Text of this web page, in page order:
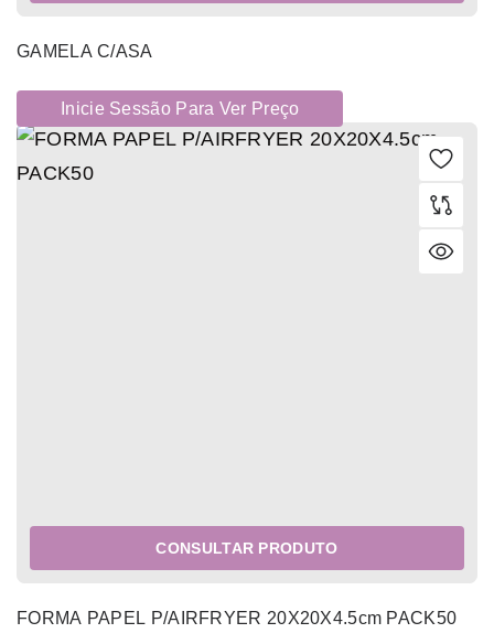
GAMELA C/ASA
Inicie Sessão Para Ver Preço
CONSULTAR PRODUTO
FORMA PAPEL P/AIRFRYER 20X20X4.5cm PACK50